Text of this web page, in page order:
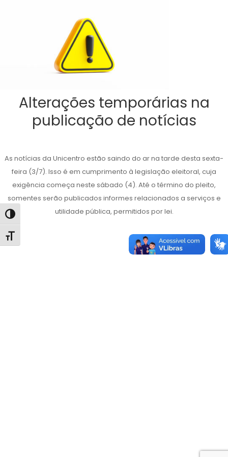
Alternar alto contraste
Alternar tamanho da fonte
Alterações temporárias na
publicação de notícias
As notícias da Unicentro estão saindo do ar na tarde desta sexta-
feira (3/7). Isso é em cumprimento à legislação eleitoral, cuja
exigência começa neste sábado (4). Até o término do pleito,
somentes serão publicados informes relacionados a serviços e
utilidade pública, permitidos por lei.